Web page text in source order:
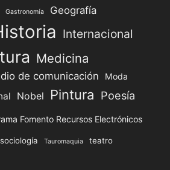
Gastronomía Geografía
Internacional
Medicina
de comunicación Moda
Nobel Pintura Poesía
Fomento Recursos Electrónicos
sociología Tauromaquia teatro